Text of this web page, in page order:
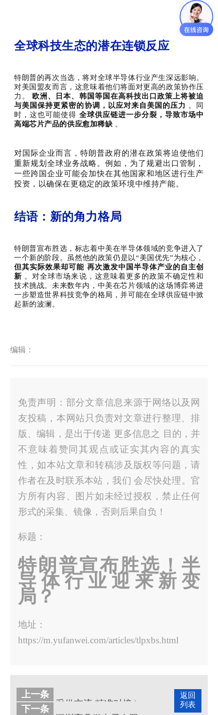
全球科技生态的潜在连锁反应
特朗普的再次当选，将对全球半导体行业产生深远影响。
对美国盟友而言，这意味着他们将面对更高的政策协作压
力。
欧洲、日本、韩国等国在高科技出口政策上将被迫
与美国保持更紧密的协调，以应对来自美国的压力 。同
时，这也可能使得 全球供应链进一步分裂，导致市场中
高端芯片产品的供应愈加稀缺 。
对国际企业而言，特朗普政府的潜在政策将迫使他们
重新规划全球业务战略。例如，为了规避出口管制，
一些跨国企业可能会加快在其他国家和地区进行生产
投资，以确保在更稳定的政策环境中维持产能。
结语：新的角力格局
特朗普宣布胜选，标志着中美在半导体领域的竞争进入了
一个新的阶段。虽然他的政策仍是以“美国优先”为核心，
但其实际效果却可能 再次激发中国半导体产业的自主创
新 。对全球市场来说，这意味着更多的政策不确定性和
技术挑战。未来数年内，中美在芯片领域的这场博弈将进
一步塑造世界科技竞争的格局，并可能在全球供应链中掀
起新的波澜。
编辑：
免责声明：部分文章信息来源于网络以及网
友投稿，本网站只负责对文章进行整理、排
版、编辑，是出于传递 更多信息之 目的，并
不意味着赞同其观点或证实其内容的真实
性，如本站文章和转稿涉及版权等问题，请
作者在及时联系本站，我们 会尽快处理。官
方所有内容、图片如未经过授权，禁止任何
形式的采集、镜像，否则后果自负！
标题：
特朗普宣布胜选！半
导体行业迎来新变
局？
地址：
https://m.yufanwei.com/articles/tlpxbs.html
返回
列表
上一条
下一条